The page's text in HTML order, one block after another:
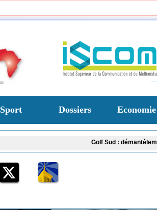
Sport Dossiers Economie
Golf Sud : démantèlement d'un